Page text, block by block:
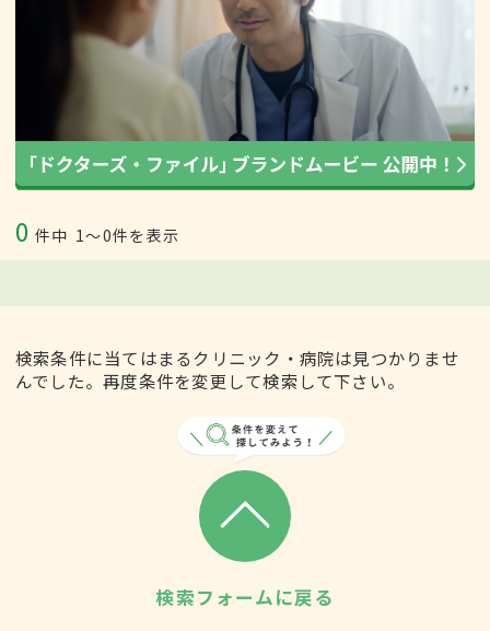
0 件中 1〜0件を表示
検索条件に当てはまるクリニック・病院は見つかりませ
んでした。再度条件を変更して検索して下さい。
検索フォームに戻る